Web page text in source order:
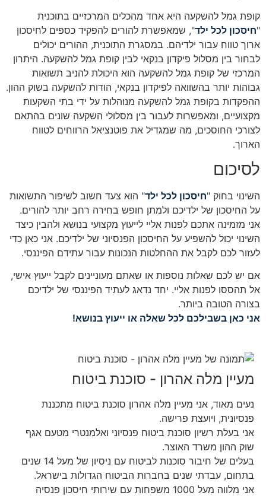
קופת גמל להשקעה היא אחד מהכלים המרכזיים בתוכנית
"חיסכון לכל ילד", שמאפשרת להורים להפקיד כספים לחיסכון
ארוך טווח עבור ילדיהם. במסגרת התוכנית, ההורים יכולים
לבחור בין מסלול פיקדון בנקאי לבין קופת גמל להשקעה. היתרון
המרכזי של קופת גמל להשקעה הוא היכולת להניב תשואות
גבוהות יותר בהשוואה לפיקדון בנקאי, הודות להשקעה בשוק ההון.
ההפקדות בקופת גמל להשקעה מנוהלות על ידי בתי השקעות
מקצועיים, ומאפשרות לעבור בין מסלולי השקעה שונים בהתאם
לצורכי החוסכים, מה שמגדיל את פוטנציאל הרווחים לטווח
הארוך.
לסיכום
השינוי בחוק "חיסכון לכל ילד" הוא צעד חשוב לשיפור התשואות
על החיסכון של ילדיכם ולמתן חופש בחירה רחב יותר להורים.
אני מזמינה אתכם לפנות אליי לייעוץ מקצועי בנושא ולהבין כיצד
השינוי יכול להשפיע על החיסכון הפנסיוני של ילדיכם. אני כאן כדי
לעזור לכם לקבל את ההחלטות הנכונות עבור עתידם הפיננסי.
אם יש לכם שאלות נוספות או שאתם מעוניינים לקבל ייעוץ אישי,
אל תהססו לפנות אליי. יחד נדאג לעתיד הפיננסי של ילדיכם
בצורה הטובה ביותר.
אני כאן בשבילכם לכל שאלה או ייעוץ בנושא!
מעיין מלה אהרון - סוכנת ביטוח
נעים מאוד, אני מעיין מלה אהרון סוכנת ביטוח מתכננת
פנסיונית, ויועצת פרישה.
אני בעלת רשיון סוכנת ביטוח פנסיוני ואלמנטרי מטעם אגף
שוק ההון משרד האוצר.
בעלים של חיבור סוכנות לביטוח עם ניסיון של מעל 14 שנים
בתחום, עבדתי שנים בחברות הביטוח הגדולות בישראל.
אני מלווה מעל 1000 משפחות עם שירותי חיסכון פנסיה